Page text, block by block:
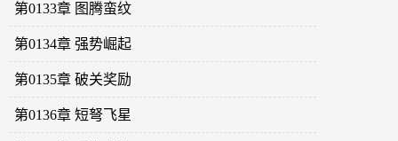
第0133章 图腾蛮纹
第0134章 强势崛起
第0135章 破关奖励
第0136章 短弩飞星